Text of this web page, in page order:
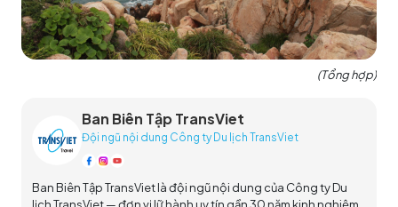
(Tổng hợp)
Ban Biên Tập TransViet
Đội ngũ nội dung Công ty Du lịch TransViet
Ban Biên Tập TransViet là đội ngũ nội dung của Công ty Du